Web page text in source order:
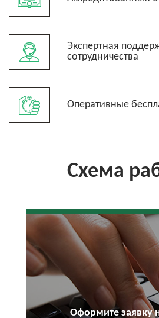
Экспертная
сотрудничества
Оперативные
Схема
Оформите заявку